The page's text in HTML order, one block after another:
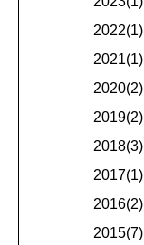
2022(1)
2021(1)
2020(2)
2019(2)
2018(3)
2017(1)
2016(2)
2015(7)